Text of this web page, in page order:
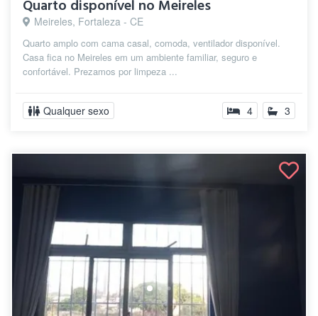
Quarto disponível no Meireles
Meireles, Fortaleza - CE
Quarto amplo com cama casal, comoda, ventilador disponível.
Casa fica no Meireles em um ambiente familiar, seguro e
confortável. Prezamos por limpeza ...
Qualquer sexo 4 3